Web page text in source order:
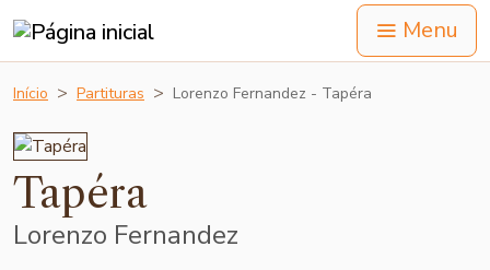
Menu
Início Partituras Lorenzo Fernandez - Tapéra
Tapéra
Lorenzo Fernandez